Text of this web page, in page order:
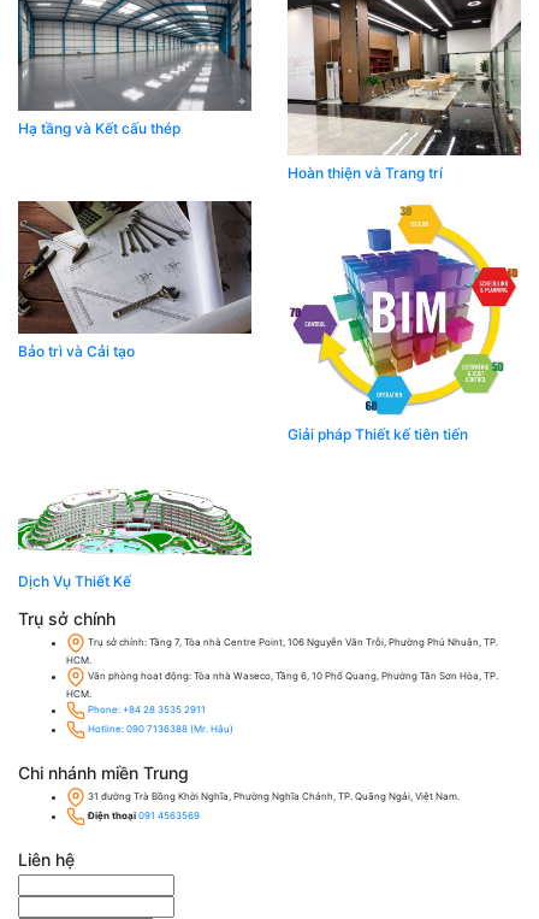
Hạ tầng và Kết cấu thép
Hoàn thiện và Trang trí
Bảo trì và Cải tạo
Giải pháp Thiết kế tiên tiến
Dịch Vụ Thiết Kế
Trụ sở chính
Trụ sở chính: Tầng 7, Tòa nhà Centre Point, 106 Nguyễn Văn Trỗi, Phường Phú Nhuận, TP.
HCM.
Văn phòng hoạt động: Tòa nhà Waseco, Tầng 6, 10 Phổ Quang, Phường Tân Sơn Hòa, TP.
HCM.
Phone: +84 28 3535 2911
Hotline: 090 7136388 (Mr. Hậu)
Chi nhánh miền Trung
31 đường Trà Bồng Khời Nghĩa, Phường Nghĩa Chánh, TP. Quãng Ngải, Việt Nam.
Điện thoại 091 4563569
Liên hệ